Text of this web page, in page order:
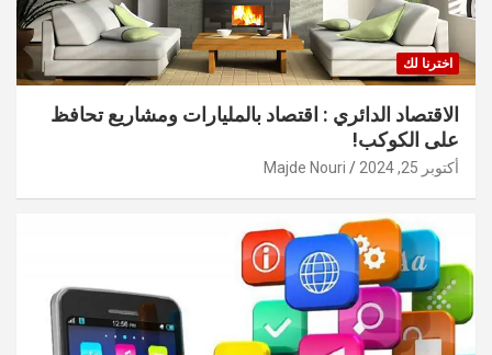
اخترنا لك
الاقتصاد الدائري : اقتصاد بالمليارات ومشاريع تحافظ
على الكوكب!
أكتوبر 25, 2024 Majde Nouri